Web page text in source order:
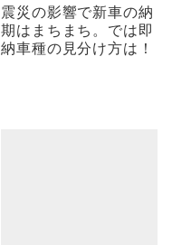
震災の影響で新車の納
期はまちまち。では即
納車種の見分け方は！